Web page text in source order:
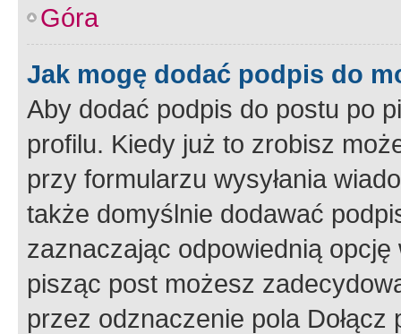
Góra
Jak mogę dodać podpis do
Aby dodać podpis do postu po
profilu. Kiedy już to zrobisz
przy formularzu wysyłania
także domyślnie dodawać
zaznaczając odpowiednią
pisząc post możesz
przez odznaczenie pola